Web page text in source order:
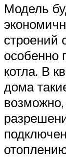
Модель
особенно
котла. В
дома
возможно,